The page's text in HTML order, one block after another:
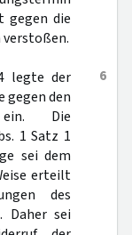
gegen die
6
legte der
gegen den
ein. Die
1 Satz 1
sei dem
erteilt
des
Daher sei